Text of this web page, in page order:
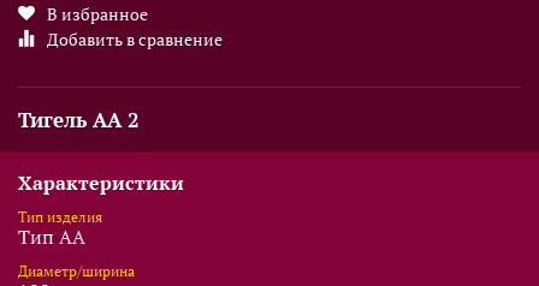
В избранное
Добавить в сравнение
Тигель AA 2
Характеристики
Тип изделия
Тип AA
Диаметр/ширина